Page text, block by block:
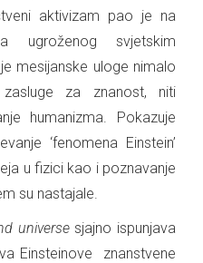
aktivizam pao je na
ugroženog svjetskim
mesijanske uloge nimalo
zasluge za znanost, niti
humanizma. Pokazuje
‘fenomena Einstein’
u fizici kao i poznavanje
su nastajale.
universesjajno ispunjava
Einsteinove znanstvene